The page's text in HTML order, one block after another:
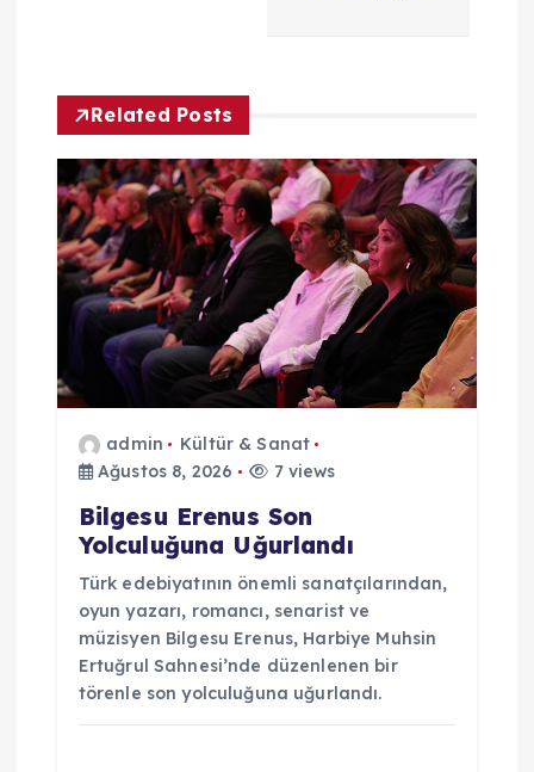
z
n
m
s
Related Posts
admin
Kültür & Sanat
Ağustos 8, 2026
7 views
Bilgesu Erenus Son
Yolculuğuna Uğurlandı
Türk edebiyatının önemli sanatçılarından,
oyun yazarı, romancı, senarist ve
müzisyen Bilgesu Erenus, Harbiye Muhsin
Ertuğrul Sahnesi’nde düzenlenen bir
törenle son yolculuğuna uğurlandı.